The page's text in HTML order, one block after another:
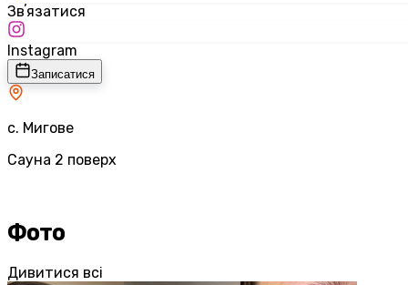
Звʼязатися
Instagram
Записатися
с. Мигове
Сауна 2 поверх
Фото
Дивитися всі